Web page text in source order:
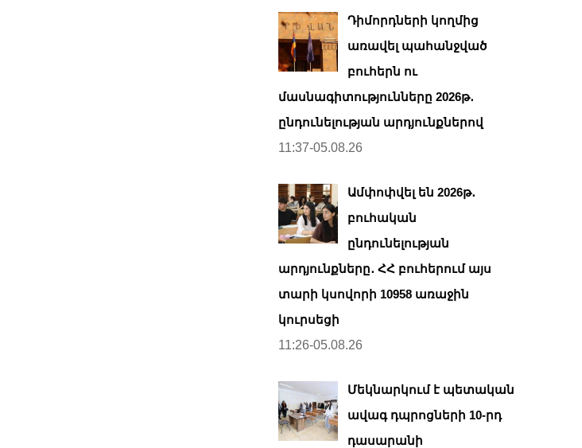
Դիմորդների կողմից
առավել պահանջված
բուհերն ու
մասնագիտությունները 2026թ․
ընդունելության արդյունքներով
11:37-05.08.26
Ամփոփվել են 2026թ․
բուհական
ընդունելության
արդյունքները․ ՀՀ բուհերում այս
տարի կսովորի 10958 առաջին
կուրսեցի
11:26-05.08.26
Մեկնարկում է պետական
ավագ դպրոցների 10-րդ
դասարանի